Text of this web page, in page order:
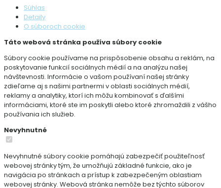
Súhlas
Detaily
O súboroch cookie
Táto webová stránka používa súbory cookie
Súbory cookie používame na prispôsobenie obsahu a reklám, na
poskytovanie funkcií sociálnych médií a na analýzu našej
návštevnosti. Informácie o vašom používaní našej stránky
zdieľame aj s našimi partnermi v oblasti sociálnych médií,
reklamy a analytiky, ktorí ich môžu kombinovať s ďalšími
informáciami, ktoré ste im poskytli alebo ktoré zhromaždili z vášho
používania ich služieb.
Nevyhnutné
Nevyhnutné súbory cookie pomáhajú zabezpečiť použiteľnosť
webovej stránky tým, že umožňujú základné funkcie, ako je
navigácia po stránkach a prístup k zabezpečeným oblastiam
webovej stránky. Webová stránka nemôže bez týchto súborov